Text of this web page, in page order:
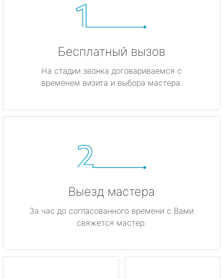
Бесплатный вызов
На стадии звонка договариваемся с
временем визита и выбора мастера.
Выезд мастера
За час до согласованного времени с Вами
свяжется мастер.